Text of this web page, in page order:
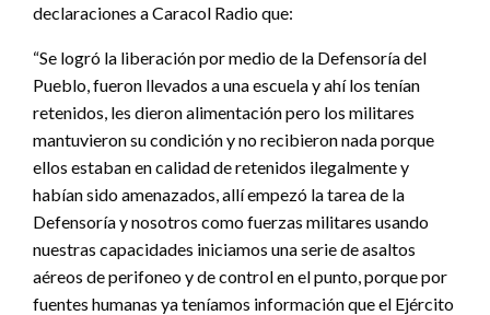
declaraciones a Caracol Radio que:
“Se logró la liberación por medio de la Defensoría del
Pueblo, fueron llevados a una escuela y ahí los tenían
retenidos, les dieron alimentación pero los militares
mantuvieron su condición y no recibieron nada porque
ellos estaban en calidad de retenidos ilegalmente y
habían sido amenazados, allí empezó la tarea de la
Defensoría y nosotros como fuerzas militares usando
nuestras capacidades iniciamos una serie de asaltos
aéreos de perifoneo y de control en el punto, porque por
fuentes humanas ya teníamos información que el Ejército